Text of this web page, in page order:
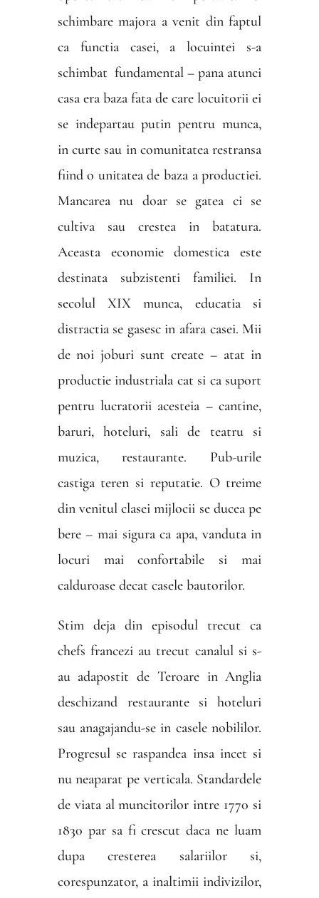
schimbare majora a venit din faptul
ca functia casei, a locuintei s-a
schimbat fundamental – pana atunci
casa era baza fata de care locuitorii ei
se indepartau putin pentru munca,
in curte sau in comunitatea restransa
fiind o unitatea de baza a productiei.
Mancarea nu doar se gatea ci se
cultiva sau crestea in batatura.
Aceasta economie domestica este
destinata subzistenti familiei. In
secolul XIX munca, educatia si
distractia se gasesc in afara casei. Mii
de noi joburi sunt create – atat in
productie industriala cat si ca suport
pentru lucratorii acesteia – cantine,
baruri, hoteluri, sali de teatru si
muzica, restaurante. Pub-urile
castiga teren si reputatie. O treime
din venitul clasei mijlocii se ducea pe
bere – mai sigura ca apa, vanduta in
locuri mai confortabile si mai
calduroase decat casele bautorilor.
Stim deja din episodul trecut ca
chefs francezi au trecut canalul si s-
au adapostit de Teroare in Anglia
deschizand restaurante si hoteluri
sau anagajandu-se in casele nobililor.
Progresul se raspandea insa incet si
nu neaparat pe verticala. Standardele
de viata al muncitorilor intre 1770 si
1830 par sa fi crescut daca ne luam
dupa cresterea salariilor si,
corespunzator, a inaltimii indivizilor,